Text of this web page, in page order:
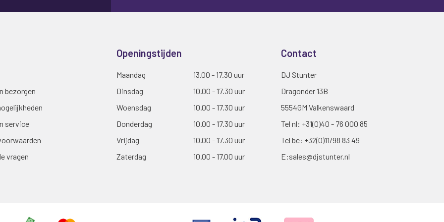
bezorgen
service
vragen
Openingstijden
Maandag
13.00 - 17.30 uur
Dinsdag
10.00 - 17.30 uur
Woensdag
10.00 - 17.30 uur
Donderdag
10.00 - 17.30 uur
Vrijdag
10.00 - 17.30 uur
Zaterdag
10.00 - 17.00 uur
Contact
DJ Stunter
Dragonder 13B
5554GM Valkenswaard
Tel nl: +31(0)40 - 76 000 85
Tel be: +32(0)11/98 83 49
E:sales@djstunter.nl